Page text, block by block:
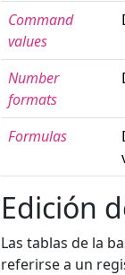
Command
values
Number
formats
Formulas
Edición
Las tablas de la
referirse a un